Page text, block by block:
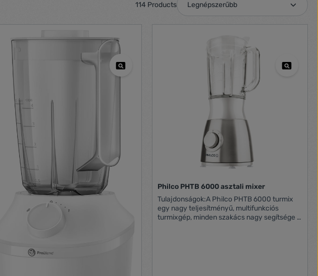
114 Products
Philco PHTB 6000 asztali mixer
Tulajdonságok:A Philco PHTB 6000 turmix
egy nagy teljesítményű, multifunkciós
turmixgép, minden szakács nagy segítsége a